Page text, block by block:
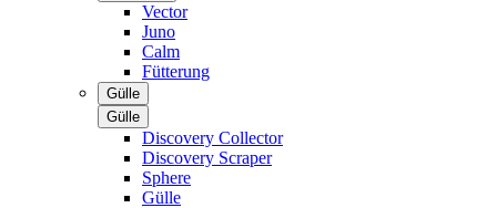
Vector
Juno
Calm
Fütterung
Gülle
Gülle
Discovery Collector
Discovery Scraper
Sphere
Gülle